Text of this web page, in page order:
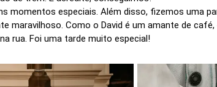
momentos especiais. Além disso, fizemos uma
maravilhoso. Como o David é um amante de café,
rua. Foi uma tarde muito especial!